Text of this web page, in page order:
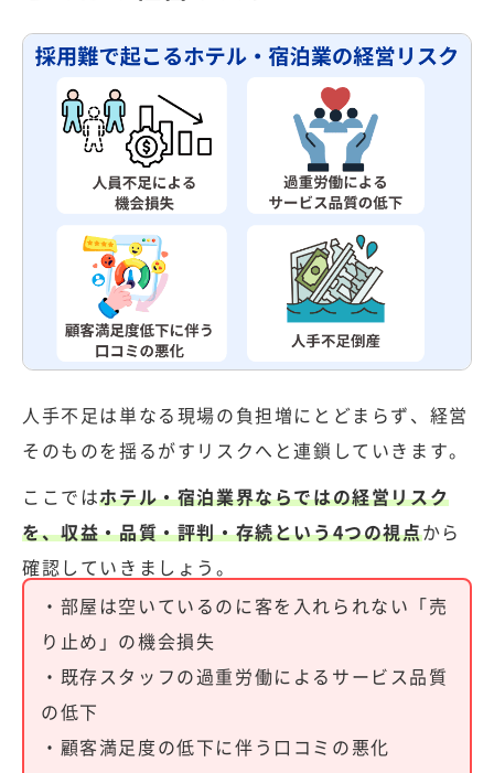
人手不足は単なる現場の負担増にとどまらず、経営
そのものを揺るがすリスクへと連鎖していきます。
ここではホテル・宿泊業界ならではの経営リスク
を、収益・品質・評判・存続という4つの視点から
確認していきましょう。
・部屋は空いているのに客を入れられない「売
り止め」の機会損失
・既存スタッフの過重労働によるサービス品質
の低下
・顧客満足度の低下に伴う口コミの悪化